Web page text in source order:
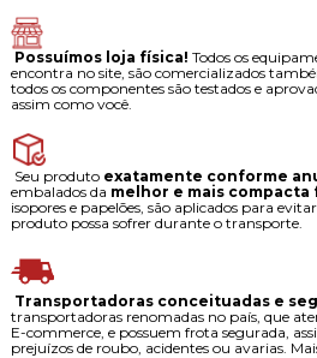
Possuímos loja física! Todos os
encontra no site, são comercializados
todos os componentes são testados e
assim como você.
Seu produto exatamente conforme
embalados da melhor e mais compacta
isopores e papelões, são aplicados para
produto possa sofrer durante o transporte.
Transportadoras conceituadas e
transportadoras renomadas no país, que
E-commerce, e possuem frota segurada,
prejuízos de roubo, acidentes ou avarias.